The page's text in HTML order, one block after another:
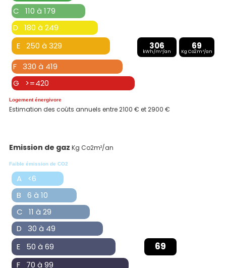
C 110 à 179
D 180 à 249
E 250 à 329
306
kWh/m²/an
69
Kg Co2m²/an
F 330 à 419
G >=420
Logement énergivore
Estimation des coûts annuels entre 2100 € et 2900 €
Emission de gaz Kg Co2m²/an
Faible émission de CO2
A <6
B 6 à 10
C 11 à 29
D 30 à 49
E 50 à 69
69
F 70 à 99